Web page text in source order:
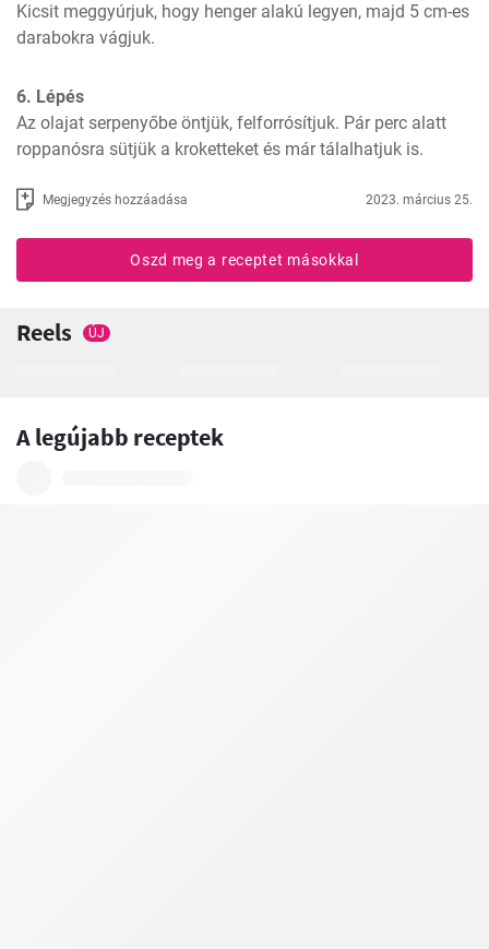
Kicsit meggyúrjuk, hogy henger alakú legyen, majd 5 cm-es
darabokra vágjuk.
6. Lépés
Az olajat serpenyőbe öntjük, felforrósítjuk. Pár perc alatt
roppanósra sütjük a kroketteket és már tálalhatjuk is.
Megjegyzés hozzáadása 2023. március 25.
Oszd meg a receptet másokkal
Reels ÚJ
A legújabb receptek